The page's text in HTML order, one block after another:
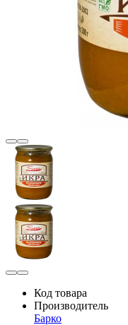
Код товара
Производитель
Барко